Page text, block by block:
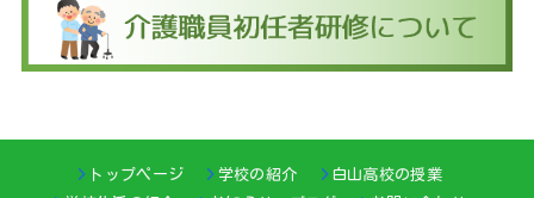
トップページ 学校の紹介
白山高校の授業